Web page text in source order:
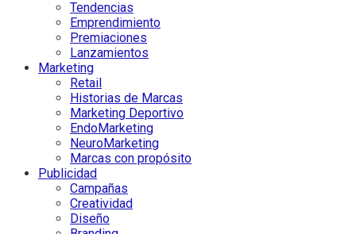
Tendencias
Emprendimiento
Premiaciones
Lanzamientos
Marketing
Retail
Historias de Marcas
Marketing Deportivo
EndoMarketing
NeuroMarketing
Marcas con propósito
Publicidad
Campañas
Creatividad
Diseño